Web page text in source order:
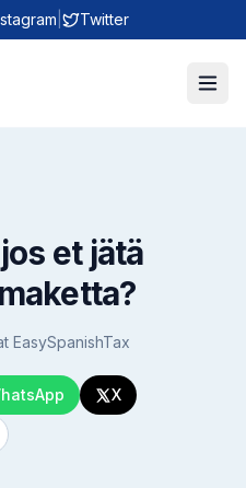
Twitter
et jätä
EasySpanishTax
X